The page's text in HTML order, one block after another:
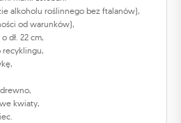
alkoholu roślinnego bez ftalanów),
od warunków),
dł. 22 cm,
recyklingu,
kwiaty,